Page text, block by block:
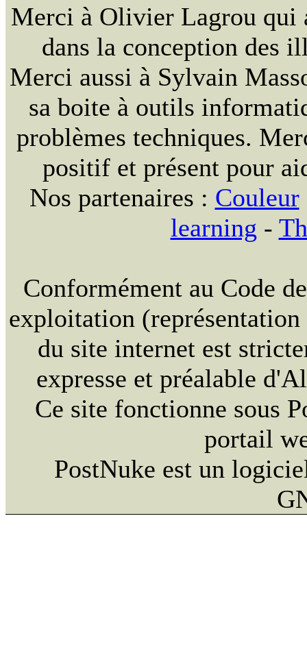
Merci à Olivier Lagrou qui
dans la conception des
Merci aussi à Sylvain
sa boite à outils
problèmes techniques.
positif et présent pour
Nos partenaires : Couleur
learning -
Conformément au Code
exploitation
du site internet est
expresse et préalable
Ce site fonctionne sous
portail
PostNuke est un